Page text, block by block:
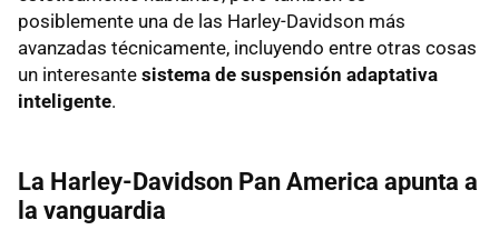
posiblemente una de las Harley-Davidson más
avanzadas técnicamente, incluyendo entre otras cosas
un interesante sistema de suspensión adaptativa
inteligente.
La Harley-Davidson Pan America apunta a
la vanguardia